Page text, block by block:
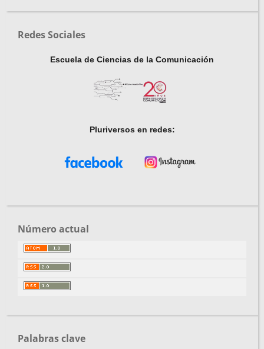
Redes Sociales
Escuela de Ciencias de la Comunicación
Pluriversos en redes:
Número actual
Palabras clave